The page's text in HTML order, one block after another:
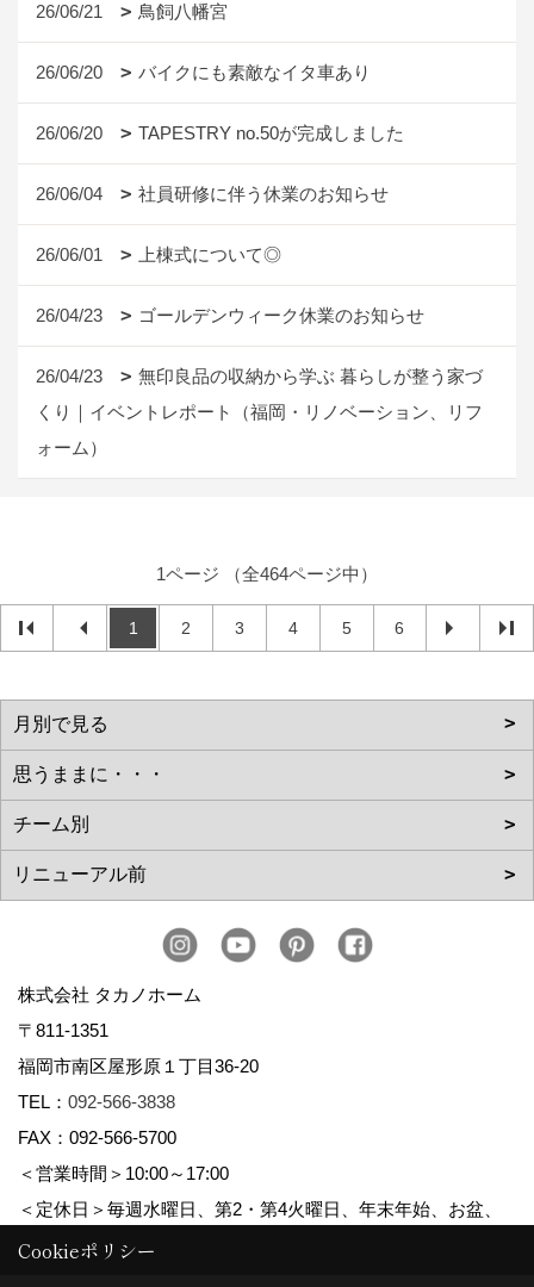
26/06/21 鳥飼八幡宮
26/06/20 バイクにも素敵なイタ車あり
26/06/20 TAPESTRY no.50が完成しました
26/06/04 社員研修に伴う休業のお知らせ
26/06/01 上棟式について◎
26/04/23 ゴールデンウィーク休業のお知らせ
26/04/23
無印良品の収納から学ぶ 暮らしが整う家づ
くり｜イベントレポート（福岡・リノベーション、リフ
ォーム）
1ページ （全464ページ中）
1 2 3 4 5 6
株式会社 タカノホーム
〒811-1351
福岡市南区屋形原１丁目36-20
TEL： 092-566-3838
FAX：092-566-5700
＜営業時間＞10:00～17:00
＜定休日＞毎週水曜日、第2・第4火曜日、年末年始、お盆、
ゴールデンウィーク、夏季休暇
Cookieポリシー